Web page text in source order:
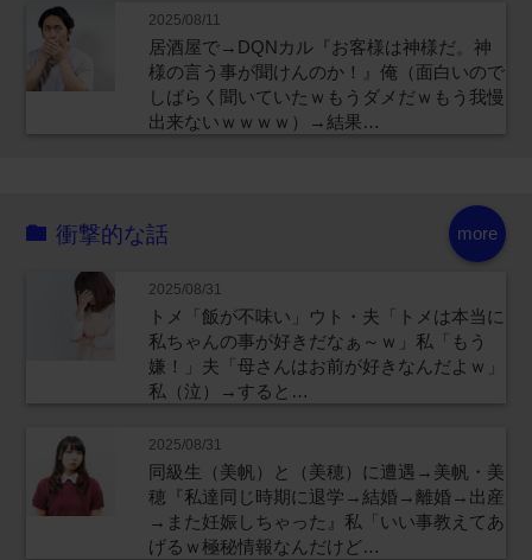
2025/08/11
居酒屋で→DQNカル『お客様は神様だ。神
様の言う事が聞けんのか！』俺（面白いので
しばらく聞いていたｗもうダメだｗもう我慢
出来ないｗｗｗｗ）→結果…
more
衝撃的な話
2025/08/31
トメ「飯が不味い」ウト・夫「トメは本当に
私ちゃんの事が好きだなぁ～ｗ」私「もう
嫌！」夫「母さんはお前が好きなんだよｗ」
私（泣）→すると…
2025/08/31
同級生（美帆）と（美穂）に遭遇→美帆・美
穂『私達同じ時期に退学→結婚→離婚→出産
→また妊娠しちゃった』私「いい事教えてあ
げるｗ極秘情報なんだけど…